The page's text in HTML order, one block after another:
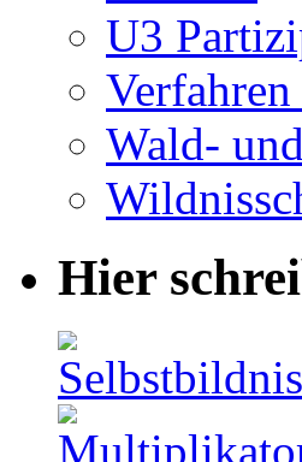
U3
Wald-
Hier